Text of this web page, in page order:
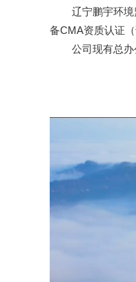
辽宁鹏宇环境监
备CMA资质认证
公司现有总办公